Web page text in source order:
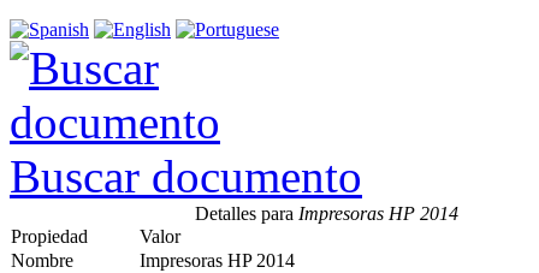
Buscar documento
Detalles para Impresoras HP 2014
Propiedad
Valor
Nombre
Impresoras HP 2014